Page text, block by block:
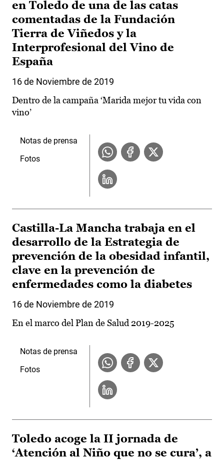
en Toledo de una de las catas
comentadas de la Fundación
Tierra de Viñedos y la
Interprofesional del Vino de
España
16 de Noviembre de 2019
Dentro de la campaña ‘Marida mejor tu vida con
vino’
Notas de prensa
Fotos
Castilla-La Mancha trabaja en el
desarrollo de la Estrategia de
prevención de la obesidad infantil,
clave en la prevención de
enfermedades como la diabetes
16 de Noviembre de 2019
En el marco del Plan de Salud 2019-2025
Notas de prensa
Fotos
Toledo acoge la II jornada de
‘Atención al Niño que no se cura’, a